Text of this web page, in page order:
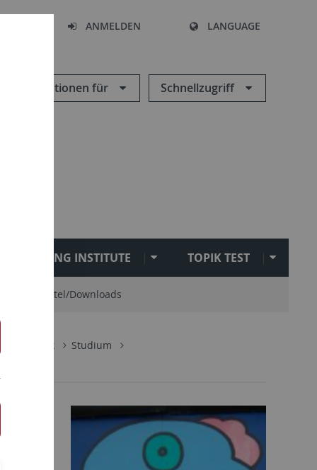
ANMELDEN LANGUAGE
Informationen für Schnellzugriff
SEJONG INSTITUTE TOPIK TEST
Hilfsmittel/Downloads
Koreanistik Studium